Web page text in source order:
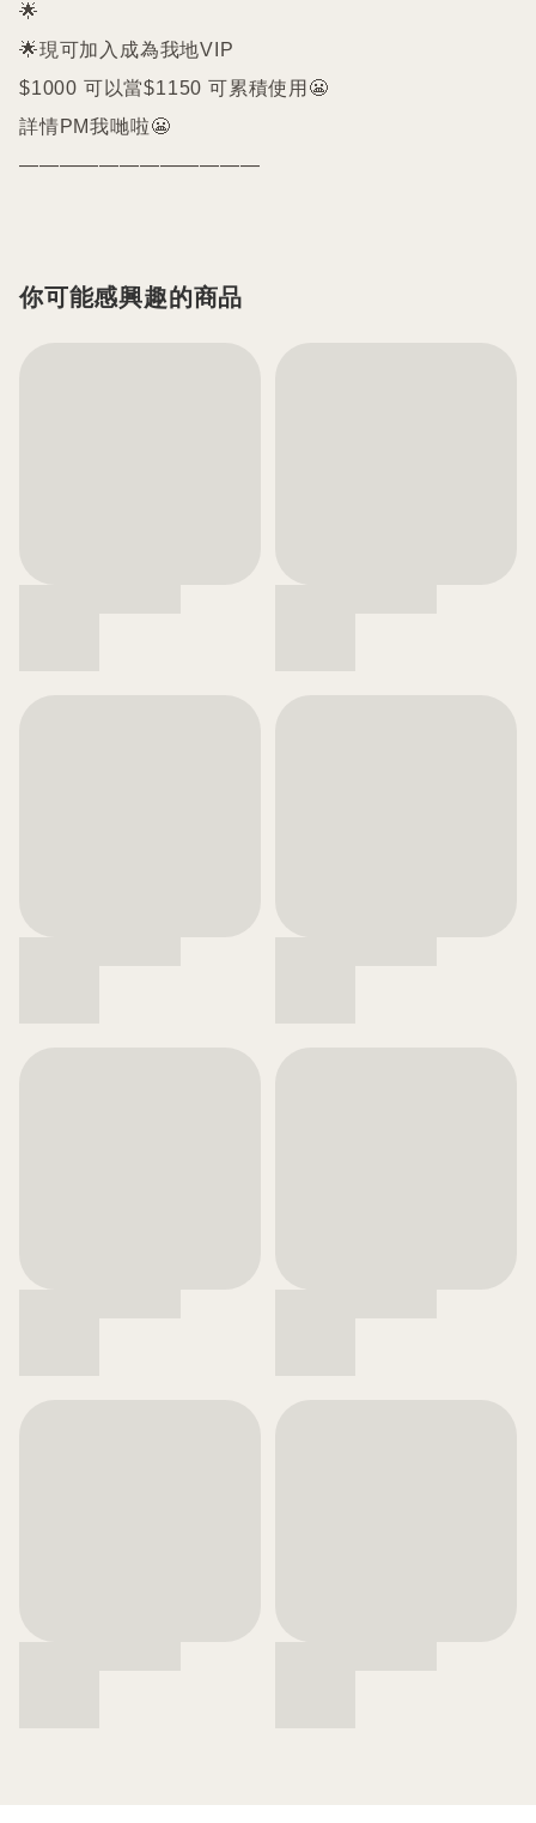
🌟
🌟現可加入成為我地VIP
$1000 可以當$1150 可累積使用😬
詳情PM我哋啦😬
你可能感興趣的商品